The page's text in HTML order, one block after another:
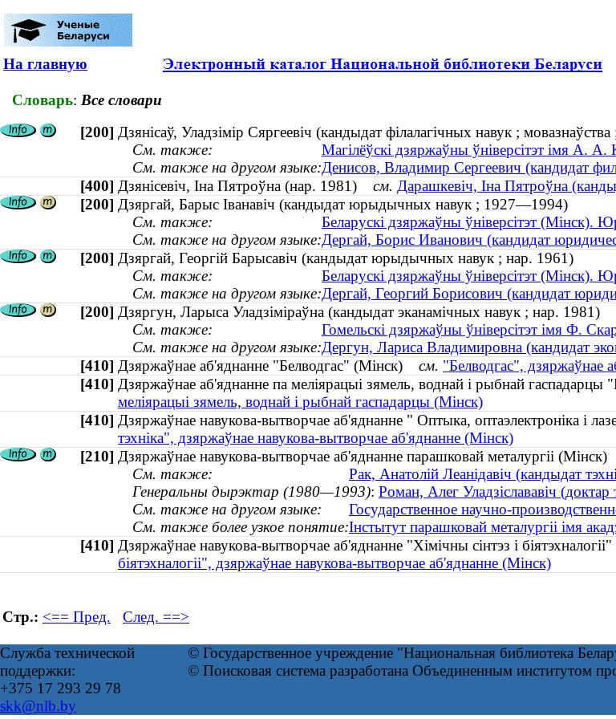
На главную
Словарь: Все словари
[200] Дзянісаў, Уладзімір Сяргеевіч (кандыдат філалагічных навук ;
См. также:
Магілёўскі дзяржаўны ўніверсітэт імя А.
См. также на другом языке:Денисов, Владимир Сергеевич (кандидат
[400] Дзянісевіч, Іна Пятроўна (нар. 1981) см. Дарашкевіч, Іна Пятроўна
[200] Дзяргай, Барыс Іванавіч (кандыдат юрыдычных навук ; 1927—1994)
См. также:
Беларускі дзяржаўны ўніверсітэт (Мінск).
См. также на другом языке:Дергай, Борис Иванович (кандидат
[200] Дзяргай, Георгій Барысавіч (кандыдат юрыдычных навук ; нар. 1961)
См. также:
Беларускі дзяржаўны ўніверсітэт (Мінск).
См. также на другом языке:Дергай, Георгий Борисович (кандидат
[200] Дзяргун, Ларыса Уладзіміраўна (кандыдат эканамічных навук ; нар. 1981)
См. также:
Гомельскі дзяржаўны ўніверсітэт імя Ф.
См. также на другом языке:Дергун, Лариса Владимировна (кандидат
[410] Дзяржаўнае аб'яднанне "Белводгас" (Мінск) см. "Белводгас", дзяржаўнае
[410] Дзяржаўнае аб'яднанне па меліярацыі зямель, воднай і рыбнай
меліярацыі зямель, воднай і рыбнай гаспадарцы (Мінск)
[410] Дзяржаўнае навукова-вытворчае аб'яднанне " Оптыка, оптаэлектроніка і
тэхніка", дзяржаўнае навукова-вытворчае аб'яднанне (Мінск)
[210] Дзяржаўнае навукова-вытворчае аб'яднанне парашковай металургіі (Мінск)
См. также:
Рак, Анатолій Леанідавіч (кандыдат
Генеральны дырэктар (1980—1993): Роман, Алег Уладзіслававіч
См. также на другом языке:
Государственное научно-
См. также более узкое понятие:Інстытут парашковай металургіі імя
[410] Дзяржаўнае навукова-вытворчае аб'яднанне "Хімічны сінтэз і
біятэхналогіі", дзяржаўнае навукова-вытворчае аб'яднанне (Мінск)
Стр.: <== Пред. След. ==>
Служба технической
поддержки:
+375 17 293 29 78
skk@nlb.by
© Государственное учреждение "Национальная библиотека
© Поисковая система разработана Объединенным институтом